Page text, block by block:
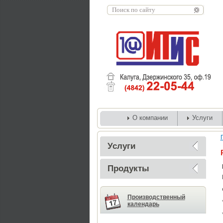
О компании Услуги
Услуги
Продукты
Производственный
календарь